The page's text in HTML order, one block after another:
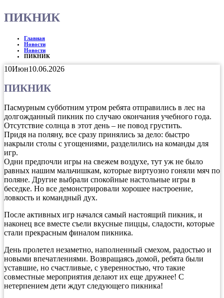
ПИКНИК
Главная
Новости
Новости
ПИКНИК
10Июн10.06.2026
ПИКНИК
Пасмурным субботним утром ребята отправились в лес на
долгожданный пикник по случаю окончания учебного года.
Отсутствие солнца в этот день – не повод грустить.
Придя на поляну, все сразу принялись за дело: быстро
накрыли столы с угощениями, разделились на команды для
игр.
Одни предпочли игры на свежем воздухе, тут уж не было
равных нашим мальчишкам, которые виртуозно гоняли мяч по
поляне. Другие выбрали спокойные настольные игры в
беседке. Но все демонстрировали хорошее настроение,
ловкость и командный дух.
После активных игр начался самый настоящий пикник, и
наконец все вместе съели вкусные пиццы, сладости, которые
стали прекрасным финалом пикника.
День пролетел незаметно, наполненный смехом, радостью и
новыми впечатлениями. Возвращаясь домой, ребята были
уставшие, но счастливые, с уверенностью, что такие
совместные мероприятия делают их еще дружнее! С
нетерпением дети ждут следующего пикника!